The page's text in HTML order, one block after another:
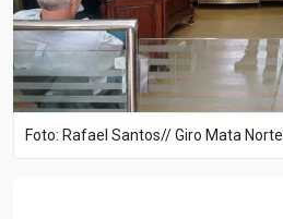
Foto: Rafael Santos// Giro Mata Norte